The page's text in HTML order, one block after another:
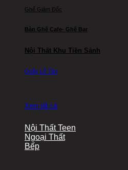
Ghế Giám Đốc
Bàn Ghế Cafe- Ghế Bar
Nội Thất Khu Tiền Sảnh
Quầy Lễ Tân
Xem tất cả
Nội Thất Teen
Ngoại Thất
Bếp